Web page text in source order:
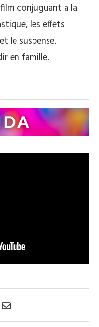
conjuguant à la
les effets
le suspense.
en famille.